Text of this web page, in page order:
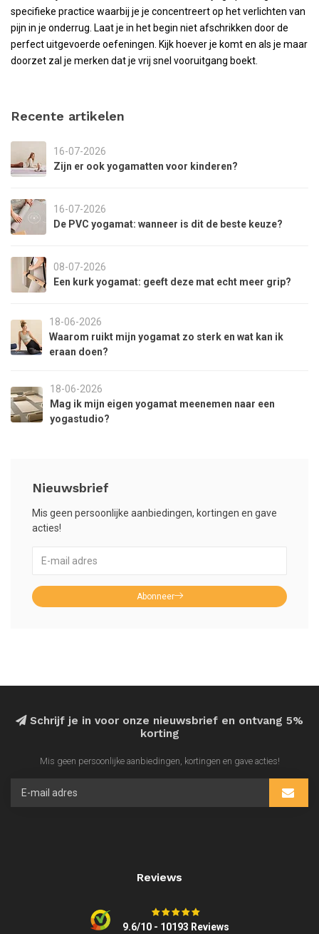
specifieke practice waarbij je je concentreert op het verlichten van
pijn in je onderrug. Laat je in het begin niet afschrikken door de
perfect uitgevoerde oefeningen. Kijk hoever je komt en als je maar
doorzet zal je merken dat je vrij snel vooruitgang boekt.
Recente artikelen
16-07-2026
Zijn er ook yogamatten voor kinderen?
16-07-2026
De PVC yogamat: wanneer is dit de beste keuze?
08-07-2026
Een kurk yogamat: geeft deze mat echt meer grip?
18-06-2026
Waarom ruikt mijn yogamat zo sterk en wat kan ik
eraan doen?
18-06-2026
Mag ik mijn eigen yogamat meenemen naar een
yogastudio?
Nieuwsbrief
Mis geen persoonlijke aanbiedingen, kortingen en gave
acties!
Abonneer
Schrijf je in voor onze nieuwsbrief en ontvang 5%
korting
Mis geen persoonlijke aanbiedingen, kortingen en gave acties!
Reviews
9.6/10 - 10193 Reviews